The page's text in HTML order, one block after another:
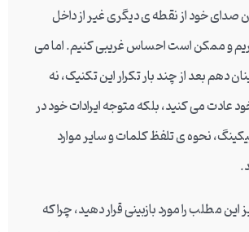
صدای خود از نقطه ی دیگری غیر از داخل
و ممکن است احساس غریبی کنیم. اما می
دهم بعد از چند بار تکرار این تکنیک، نه
عادت می کنید، بلکه متوجه ایرادات خود در
نحوه ی تلفظ کلمات و سایر موارد
این مطلب را مورد بازبینی قرار دهید، چرا که